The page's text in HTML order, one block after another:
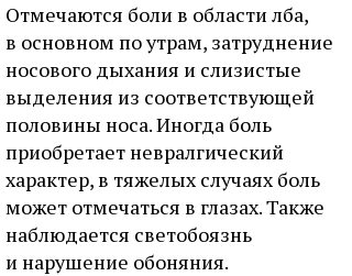
Отмечаются боли в области лба,
в основном по утрам, затруднение
носового дыхания и слизистые
выделения из соответствующей
половины носа. Иногда боль
приобретает невралгический
характер, в тяжелых случаях боль
может отмечаться в глазах. Также
наблюдается светобоязнь
и нарушение обоняния.